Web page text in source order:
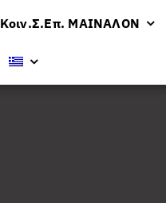
Κοιν.Σ.Επ. ΜΑΙΝΑΛΟΝ